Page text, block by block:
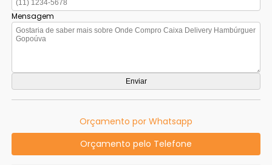
Mensagem
Orçamento por Whatsapp
Orçamento pelo Telefone